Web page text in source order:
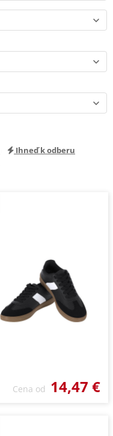
Ihneď k odberu
Cena od 14,47 €